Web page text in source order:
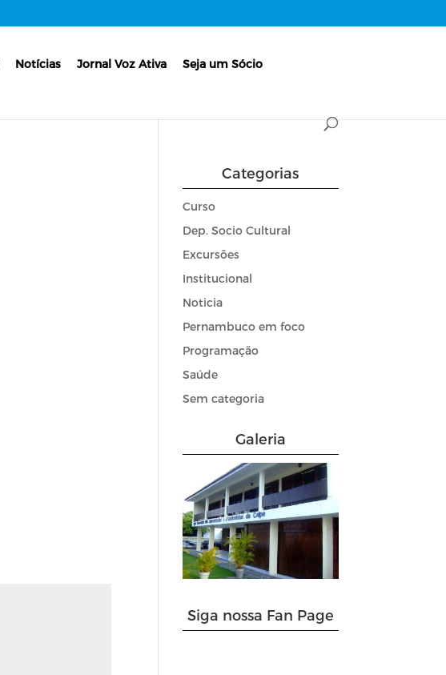
Notícias Jornal Voz Ativa Seja um Sócio
Categorias
Curso
Dep. Socio Cultural
Excursões
Institucional
Noticia
Pernambuco em foco
Programação
Saúde
Sem categoria
Galeria
Siga nossa Fan Page